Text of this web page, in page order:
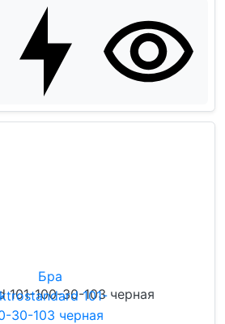
101-100-30-103 черная